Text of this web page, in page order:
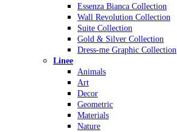
Essenza Bianca Collection
Wall Revolution Collection
Suite Collection
Gold & Silver Collection
Dress-me Graphic Collection
Linee
Animals
Art
Decor
Geometric
Materials
Nature